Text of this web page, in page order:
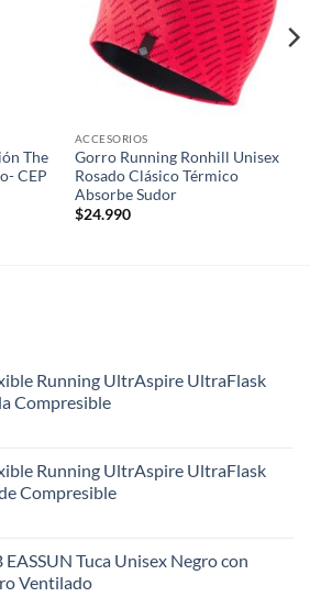
The
CEP
ACCESORIOS
Gorro Running Ronhill Unisex
Rosado Clásico Térmico
Absorbe Sudor
$24.990
Running UltrAspire UltraFlask
Compresible
Running UltrAspire UltraFlask
Compresible
EASSUN Tuca Unisex Negro con
Ventilado